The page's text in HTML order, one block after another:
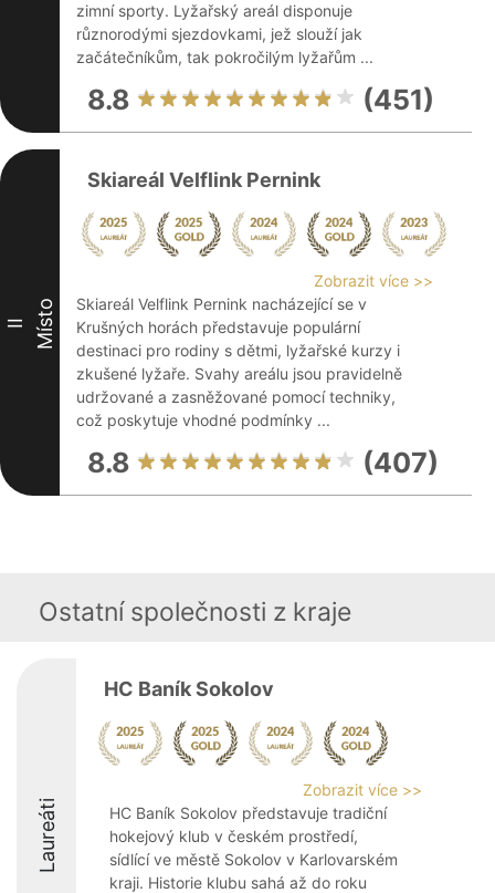
zimní sporty. Lyžařský areál disponuje
různorodými sjezdovkami, jež slouží jak
začátečníkům, tak pokročilým lyžařům ...
8.8 (451)
II Místo
Skiareál Velflink Pernink
Zobrazit více >>
Skiareál Velflink Pernink nacházející se v
Krušných horách představuje populární
destinaci pro rodiny s dětmi, lyžařské kurzy i
zkušené lyžaře. Svahy areálu jsou pravidelně
udržované a zasněžované pomocí techniky,
což poskytuje vhodné podmínky ...
8.8 (407)
Ostatní společnosti z kraje
Laureáti
HC Baník Sokolov
Zobrazit více >>
HC Baník Sokolov představuje tradiční
hokejový klub v českém prostředí,
sídlící ve městě Sokolov v Karlovarském
kraji. Historie klubu sahá až do roku